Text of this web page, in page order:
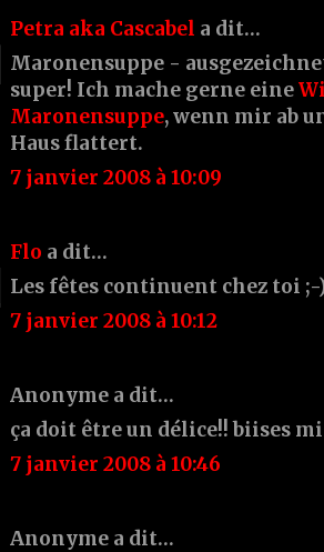
Petra aka Cascabel a dit…
Maronensuppe -
super! Ich mache gerne eine
Maronensuppe, wenn mir ab
Haus flattert.
7 janvier 2008 à 10:09
Flo a dit…
Les fêtes continuent chez toi
7 janvier 2008 à 10:12
Anonyme a dit…
ça doit être un délice!! biises
7 janvier 2008 à 10:46
Anonyme a dit…